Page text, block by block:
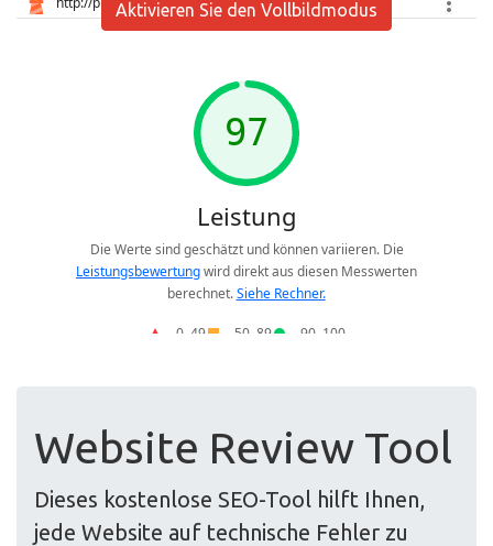
Aktivieren Sie den Vollbildmodus
Website Review Tool
Dieses kostenlose SEO-Tool hilft Ihnen,
jede Website auf technische Fehler zu